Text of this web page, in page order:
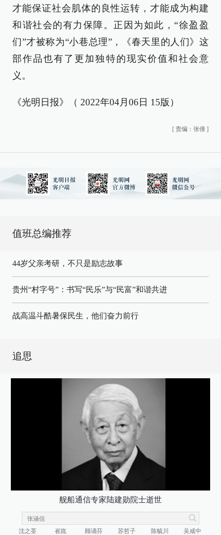
才能保证社会肌体的良性运转，才能成为构建
和谐社会的有力保障。正因为如此，“徐盈盈
们”才被称为“小巷总理”，《春天里的人们》这
部作品也有了更加独特的现实价值和社会意
义。
《光明日报》（ 2022年04月06日 15版）
[ 责编：张倩 ]
值班总编推荐
44岁父亲考研，不只是励志故事
贵州“村字号”：书写“民乐”与“民富”和谐共进
战高温斗酷暑保民生，他们奋力前行
追思
舰船通信专家陆建勋院士逝世
沈之荃 崔崑 顾诵芬 苏哲子 陈毓川
吴咸中